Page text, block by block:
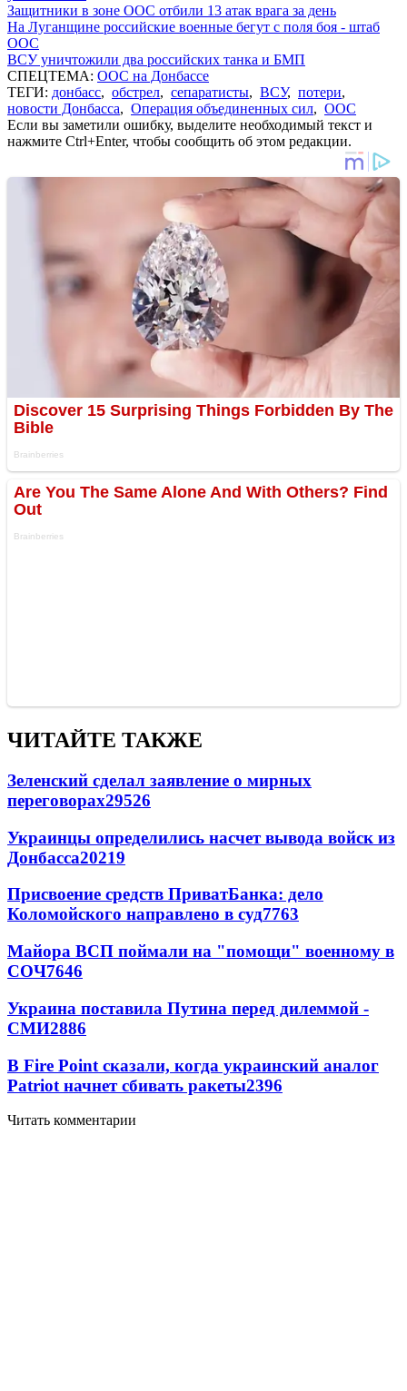
Защитники в зоне ООС отбили 13 атак врага за день
На Луганщине российские военные бегут с поля боя - штаб
ООС
ВСУ уничтожили два российских танка и БМП
СПЕЦТЕМА: ООС на Донбассе
ТЕГИ: донбасс, обстрел, сепаратисты, ВСУ, потери,
новости Донбасса, Операция объединенных сил, ООС
Если вы заметили ошибку, выделите необходимый текст и
нажмите Ctrl+Enter, чтобы сообщить об этом редакции.
ЧИТАЙТЕ ТАКЖЕ
Зеленский сделал заявление о мирных
переговорах29526
Украинцы определились насчет вывода войск из
Донбасса20219
Присвоение средств ПриватБанка: дело
Коломойского направлено в суд7763
Майора ВСП поймали на "помощи" военному в
СОЧ7646
Украина поставила Путина перед дилеммой -
СМИ2886
В Fire Point сказали, когда украинский аналог
Patriot начнет сбивать ракеты2396
Читать комментарии